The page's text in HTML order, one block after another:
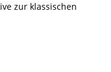
zur klassischen